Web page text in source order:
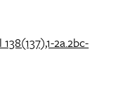
138(137),1-2a.2bc-